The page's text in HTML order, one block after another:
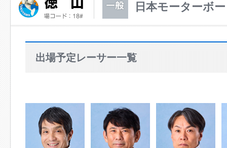
日本モーターボ
出場予定レーサー一覧